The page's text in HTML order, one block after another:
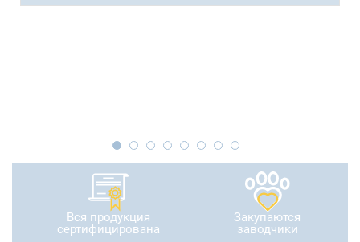
Вся продукция
сертифицирована
Закупаются
заводчики